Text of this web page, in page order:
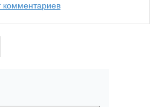
комментариев